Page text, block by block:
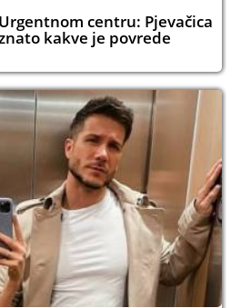
centru: Pjevačica
kakve je povrede